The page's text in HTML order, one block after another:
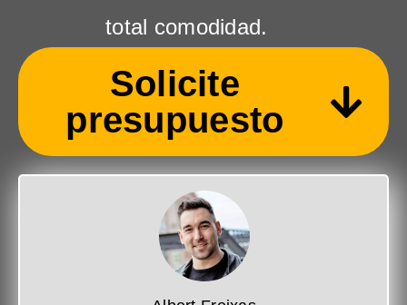
total comodidad.
Solicite
presupuesto